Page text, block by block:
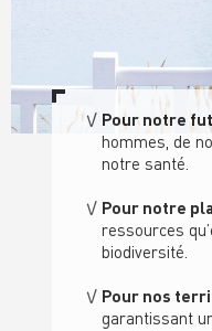
Pour notre
hommes, de
notre santé.
Pour notre
ressources
biodiversité.
Pour nos
garantissant